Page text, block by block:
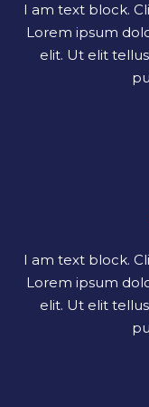
I am text block.
Lorem ipsum
elit. Ut elit
I am text block.
Lorem ipsum
elit. Ut elit